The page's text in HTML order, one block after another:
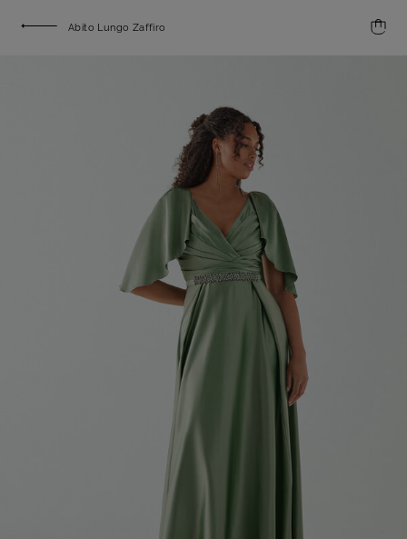
Abito Lungo Zaffiro